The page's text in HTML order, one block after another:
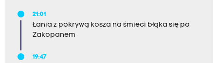
21:01
Łania z pokrywą kosza na śmieci błąka się po
Zakopanem
19:47